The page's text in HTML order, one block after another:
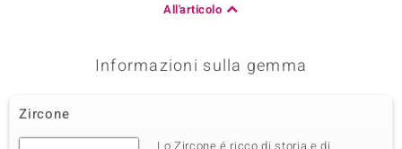
All'articolo
Informazioni sulla gemma
Zircone